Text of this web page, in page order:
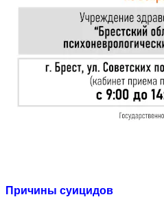
Причины суицидов